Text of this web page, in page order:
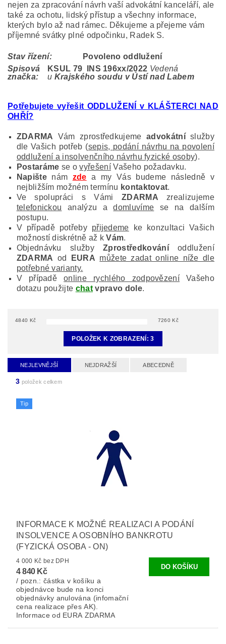
nejen za zpracování návrh vaší advokátní kanceláří, ale
také za ochotu, lidský přístup a všechny informace,
kterých bylo až nad rámec. Děkujeme a přejeme vám
příjemné svátky plné odpočinku, Radek S.
Stav řízení:
Povoleno oddlužení
Spisová
značka:
KSUL 79 INS 196xx/2022 Vedená
u Krajského soudu v Ústí nad Labem
Potřebujete vyřešit ODDLUŽENÍ v KLÁŠTERCI NAD
OHŘÍ?
ZDARMA Vám zprostředkujeme advokátníslužby
dle Vašich potřeb (sepis, podání návrhu na povolení
oddlužení a insolvenčního návrhu fyzické osoby).
Postaráme se ovyřešeníVašeho požadavku.
Napištenám zde a my Vás budeme následně v
nejbližším možném termínu kontaktovat.
Ve spolupráci s Vámi ZDARMA zrealizujeme
telefonickou analýzu adomluvíme se na dalším
postupu.
V případě potřeby přijedeme ke konzultaci Vašich
možností diskrétně až kVám.
Objednávku služby
Zprostředkováníoddlužení
ZDARMA od EURA můžete zadat online níže dle
potřebné varianty.
V případěonline rychlého zodpovězení Vašeho
dotazu použijte chatvpravo dole.
4840 Kč 7260 Kč
POLOŽEK K ZOBRAZENÍ:3
NEJLEVNĚJŠÍ NEJDRAŽŠÍ ABECEDNĚ
3 položek celkem
Tip
INFORMACE K MOŽNÉ REALIZACI A PODÁNÍ
INSOLVENCE A OSOBNÍHO BANKROTU
(FYZICKÁ OSOBA - ON)
4 000 Kč bez DPH
4 840 Kč
/ pozn.: částka v košíku a
objednávce bude na konci
objednávky anulována (infomační
cena realizace přes AK).
Informace od EURA ZDARMA